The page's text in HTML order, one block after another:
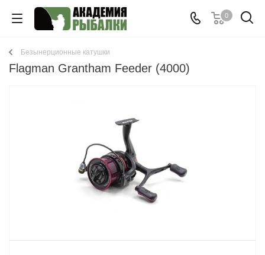
0
Безынерционные катушки
Flagman Grantham Feeder (4000)